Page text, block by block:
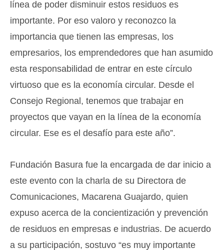
línea de poder disminuir estos residuos es
importante. Por eso valoro y reconozco la
importancia que tienen las empresas, los
empresarios, los emprendedores que han asumido
esta responsabilidad de entrar en este círculo
virtuoso que es la economía circular. Desde el
Consejo Regional, tenemos que trabajar en
proyectos que vayan en la línea de la economía
circular. Ese es el desafío para este año”.
Fundación Basura fue la encargada de dar inicio a
este evento con la charla de su Directora de
Comunicaciones, Macarena Guajardo, quien
expuso acerca de la concientización y prevención
de residuos en empresas e industrias. De acuerdo
a su participación, sostuvo “es muy importante